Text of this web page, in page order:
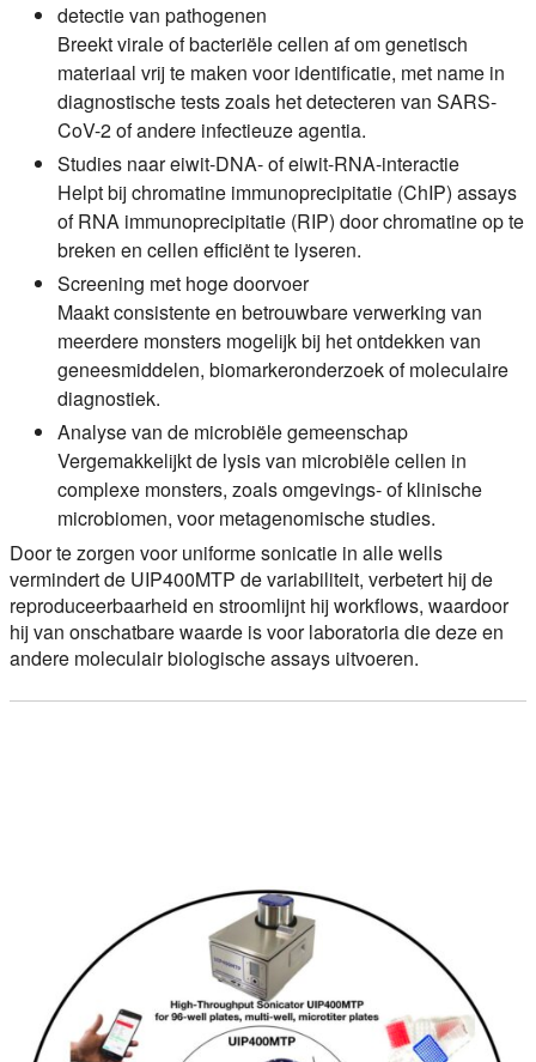
detectie van pathogenen
Breekt virale of bacteriële cellen af om genetisch
materiaal vrij te maken voor identificatie, met name in
diagnostische tests zoals het detecteren van SARS-
CoV-2 of andere infectieuze agentia.
Studies naar eiwit-DNA- of eiwit-RNA-interactie
Helpt bij chromatine immunoprecipitatie (ChIP) assays
of RNA immunoprecipitatie (RIP) door chromatine op te
breken en cellen efficiënt te lyseren.
Screening met hoge doorvoer
Maakt consistente en betrouwbare verwerking van
meerdere monsters mogelijk bij het ontdekken van
geneesmiddelen, biomarkeronderzoek of moleculaire
diagnostiek.
Analyse van de microbiële gemeenschap
Vergemakkelijkt de lysis van microbiële cellen in
complexe monsters, zoals omgevings- of klinische
microbiomen, voor metagenomische studies.
Door te zorgen voor uniforme sonicatie in alle wells
vermindert de UIP400MTP de variabiliteit, verbetert hij de
reproduceerbaarheid en stroomlijnt hij workflows, waardoor
hij van onschatbare waarde is voor laboratoria die deze en
andere moleculair biologische assays uitvoeren.